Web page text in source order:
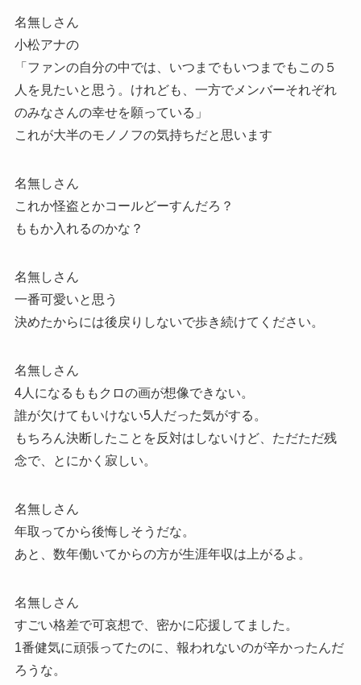
名無しさん
小松アナの
「ファンの自分の中では、いつまでもいつまでもこの５
人を見たいと思う。けれども、一方でメンバーそれぞれ
のみなさんの幸せを願っている」
これが大半のモノノフの気持ちだと思います
名無しさん
これか怪盗とかコールどーすんだろ？
ももか入れるのかな？
名無しさん
一番可愛いと思う
決めたからには後戻りしないで歩き続けてください。
名無しさん
4人になるももクロの画が想像できない。
誰が欠けてもいけない5人だった気がする。
もちろん決断したことを反対はしないけど、ただただ残
念で、とにかく寂しい。
名無しさん
年取ってから後悔しそうだな。
あと、数年働いてからの方が生涯年収は上がるよ。
名無しさん
すごい格差で可哀想で、密かに応援してました。
1番健気に頑張ってたのに、報われないのが辛かったんだ
ろうな。